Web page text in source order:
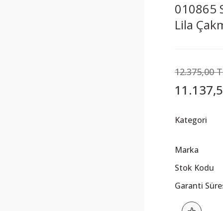
010865
Lila
12.375,00
Kategori
Marka
Stok Kodu
Garanti